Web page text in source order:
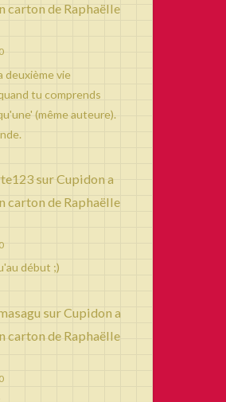
carton de Raphaëlle
deuxième vie
tu comprends
(même auteure).
surCupidon a
carton de Raphaëlle
début ;)
surCupidon a
carton de Raphaëlle